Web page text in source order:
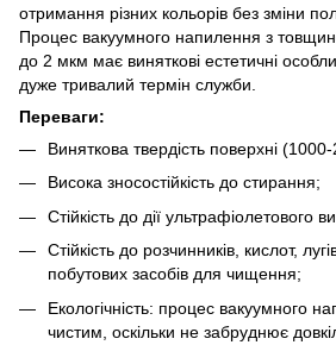
отримання різних кольорів без зміни
Процес вакуумного напилення з
до 2 мкм має виняткові естетичні
дуже тривалий термін служби.
Переваги:
Виняткова твердість поверхні
Висока зносостійкість до стирання;
Стійкість до дії ультрафіолетового
Стійкість до розчинників, кислот,
побутових засобів для чищення;
Екологічність: процес вакуумного
чистим, оскільки не забруднює